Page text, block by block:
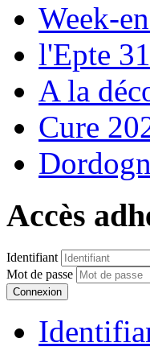
Week-
l'Epte
A la
Cure
Accès
Identifiant
Mot de passe
Connexion